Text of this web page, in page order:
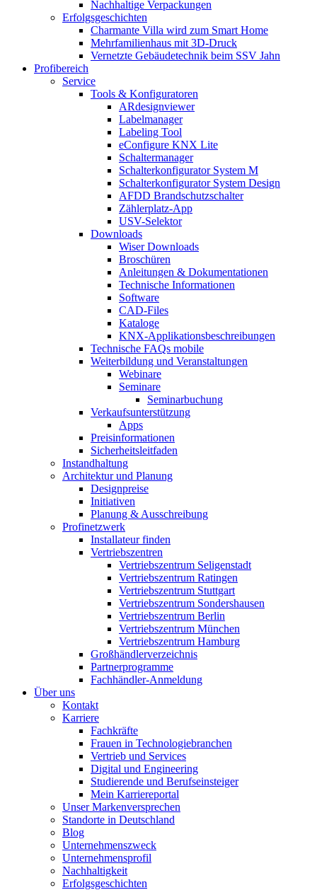
Nachhaltige Verpackungen
Erfolgsgeschichten
Charmante Villa wird zum Smart Home
Mehrfamilienhaus mit 3D-Druck
Vernetzte Gebäudetechnik beim SSV Jahn
Profibereich
Service
Tools & Konfiguratoren
ARdesignviewer
Labelmanager
Labeling Tool
eConfigure KNX Lite
Schaltermanager
Schalterkonfigurator System M
Schalterkonfigurator System Design
AFDD Brandschutzschalter
Zählerplatz-App
USV-Selektor
Downloads
Wiser Downloads
Broschüren
Anleitungen & Dokumentationen
Technische Informationen
Software
CAD-Files
Kataloge
KNX-Applikationsbeschreibungen
Technische FAQs mobile
Weiterbildung und Veranstaltungen
Webinare
Seminare
Seminarbuchung
Verkaufsunterstützung
Apps
Preisinformationen
Sicherheitsleitfaden
Instandhaltung
Architektur und Planung
Designpreise
Initiativen
Planung & Ausschreibung
Profinetzwerk
Installateur finden
Vertriebszentren
Vertriebszentrum Seligenstadt
Vertriebszentrum Ratingen
Vertriebszentrum Stuttgart
Vertriebszentrum Sondershausen
Vertriebszentrum Berlin
Vertriebszentrum München
Vertriebszentrum Hamburg
Großhändlerverzeichnis
Partnerprogramme
Fachhändler-Anmeldung
Über uns
Kontakt
Karriere
Fachkräfte
Frauen in Technologiebranchen
Vertrieb und Services
Digital und Engineering
Studierende und Berufseinsteiger
Mein Karriereportal
Unser Markenversprechen
Standorte in Deutschland
Blog
Unternehmenszweck
Unternehmensprofil
Nachhaltigkeit
Erfolgsgeschichten